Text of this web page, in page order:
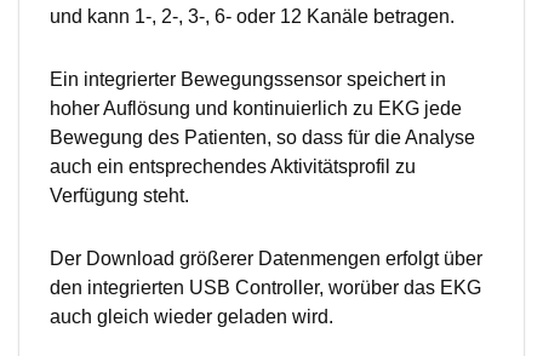
und kann 1-, 2-, 3-, 6- oder 12 Kanäle betragen.
Ein integrierter Bewegungssensor speichert in
hoher Auflösung und kontinuierlich zu EKG jede
Bewegung des Patienten, so dass für die Analyse
auch ein entsprechendes Aktivitätsprofil zu
Verfügung steht.
Der Download größerer Datenmengen erfolgt über
den integrierten USB Controller, worüber das EKG
auch gleich wieder geladen wird.